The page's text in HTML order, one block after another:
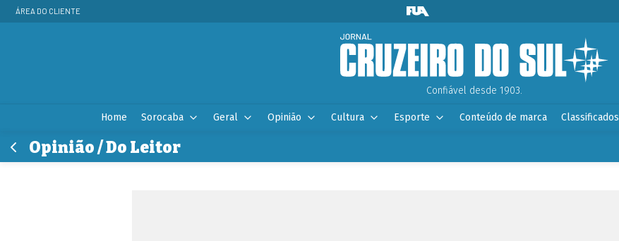
ÁREA DO CLIENTE
Confiável desde 1903.
Home Sorocaba Geral Opinião Cultura Esporte Conteúdo de marca Classificados
Opinião / Do Leitor